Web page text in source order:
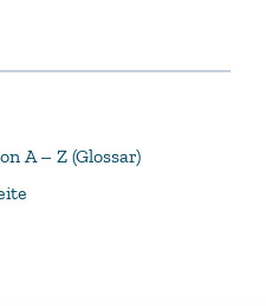
A – Z (Glossar)